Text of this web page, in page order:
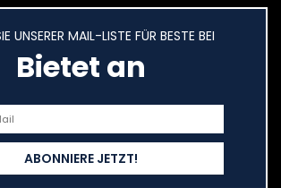
UNSERER MAIL-LISTE FÜR BESTE BEI
Bietet an